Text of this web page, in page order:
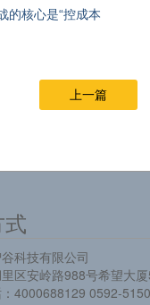
的核心是“控成本
上一篇
科技有限公司
区安岭路988号希望大
4000688129 0592-